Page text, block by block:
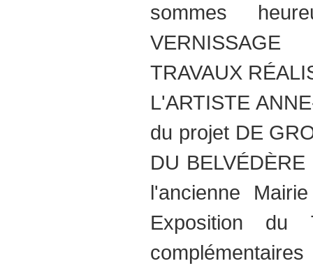
sommes
TRAVAUX
L'ARTISTE
du projet DE
DU
l'ancienne
Exposition